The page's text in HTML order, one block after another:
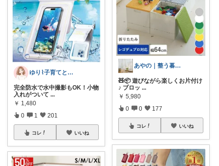
ゆり⌇子育てと暮らし🌷
完全防水で水中撮影もOK！小物
入れがついて ...
￥ 1,480
0 1 201
コレ いいね
あやの｜整う暮らしROOM
🧸📦 遊びながら楽しくお片付け
♪ ブロッ ...
￥ 5,980
0 0 177
コレ いいね